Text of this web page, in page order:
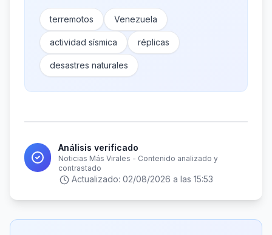
terremotos Venezuela
actividad sísmica réplicas
desastres naturales
Análisis verificado
Noticias Más Virales - Contenido analizado y
contrastado
Actualizado: 02/08/2026 a las 15:53